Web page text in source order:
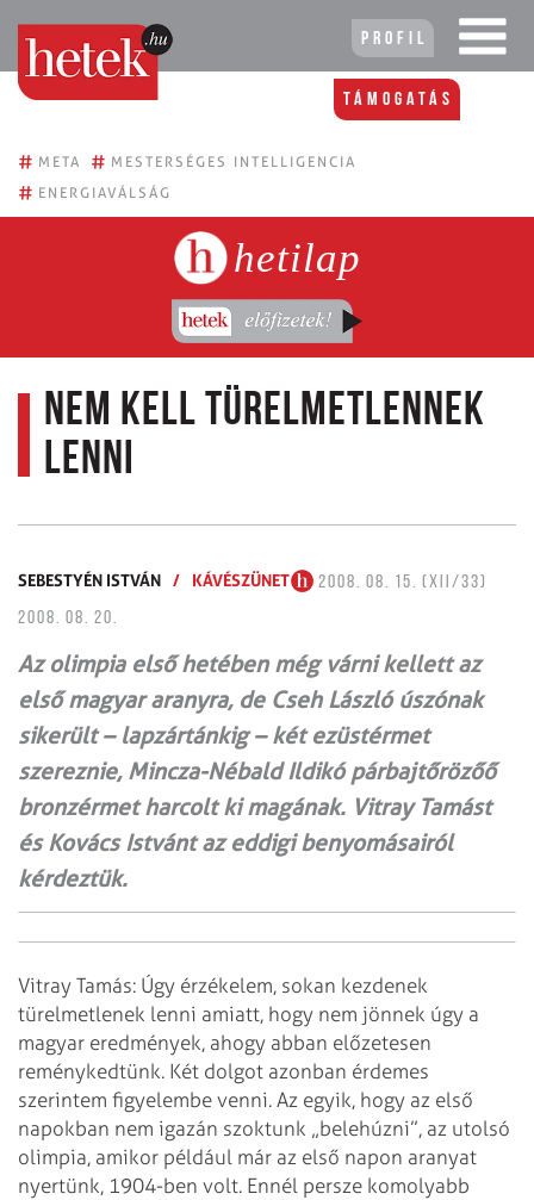
Profil
Támogatás
# META # MESTERSÉGES INTELLIGENCIA
# ENERGIAVÁLSÁG
hetilap
Nem kell türelmetlennek
lenni
SEBESTYÉN ISTVÁN / KÁVÉSZÜNET
2008. 08. 15. (XII/33)
2008. 08. 20.
Az olimpia első hetében még várni kellett az
első magyar aranyra, de Cseh László úszónak
sikerült – lapzártánkig – két ezüstérmet
szereznie, Mincza-Nébald Ildikó párbajtőrözőő
bronzérmet harcolt ki magának. Vitray Tamást
és Kovács Istvánt az eddigi benyomásairól
kérdeztük.
Vitray Tamás: Úgy érzékelem, sokan kezdenek
türelmetlenek lenni amiatt, hogy nem jönnek úgy a
magyar eredmények, ahogy abban előzetesen
reménykedtünk. Két dolgot azonban érdemes
szerintem figyelembe venni. Az egyik, hogy az első
napokban nem igazán szoktunk „belehúzni”, az utolsó
olimpia, amikor például már az első napon aranyat
nyertünk, 1904-ben volt. Ennél persze komolyabb